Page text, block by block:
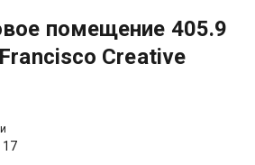
помещение 405.9
Creative
17